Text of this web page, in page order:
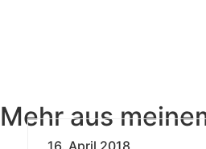
Mehr aus
16. April 2018